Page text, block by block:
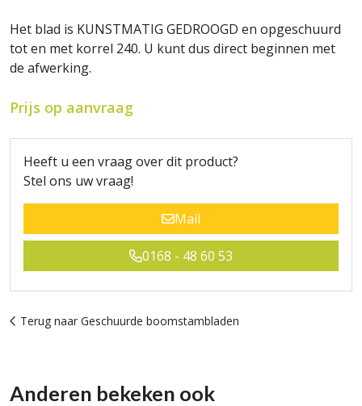
Het blad is KUNSTMATIG GEDROOGD en opgeschuurd
tot en met korrel 240. U kunt dus direct beginnen met
de afwerking.
Prijs op aanvraag
Heeft u een vraag over dit product?
Stel ons uw vraag!
Mail
0168 - 48 60 53
Terug naar Geschuurde boomstambladen
Anderen bekeken ook